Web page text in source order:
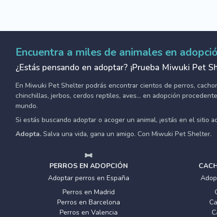
Encuentra a miles de animales en
¿Estás pensando en adoptar? ¡Prueba Miwuki Pet
En Miwuki Pet Shelter podrás encontrar cientos de perros,
chinchillas, jerbos, cerdos reptiles, aves... en adopción
mundo.
Si estás buscando adoptar o acoger un animal, ¡estás en el sitio
Adopta. Salva una vida, gana un amigo. Con Miwuki Pet Shelter.
PERROS EN ADOPCIÓN
Adoptar perros en España
Perros en Madrid
Perros en Barcelona
Perros en Valencia